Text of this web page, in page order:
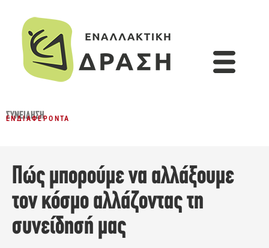
ΣΥΝΕΊΔΗΣΗ
ΕΝΔΙΑΦΈΡΟΝΤΑ
Πώς μπορούμε να αλλάξουμε
τον κόσμο αλλάζοντας τη
συνείδησή μας